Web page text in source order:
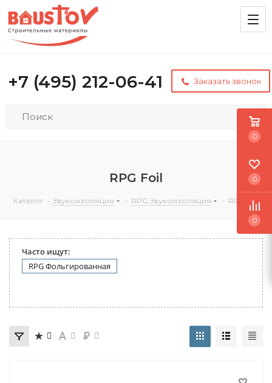
+7 (495) 212-06-41 Заказать звонок
RPG Foil
Каталог - Звукоизоляция - RPG Звукоизоляция - RPG Foil
Часто ищут:
RPG Фольгированная
0
0
0